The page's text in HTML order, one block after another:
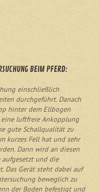
BEIM PFERD:
einschließlich
durchgeführt. Danach
hinter dem Ellbogen
luftfreie Ankopplung
gute Schallqualität zu
kurzes Fell hat und sehr
Dann wird an diesen
und die
Das Gerät steht dabei auf
beweglich zu
der Boden befestigt und